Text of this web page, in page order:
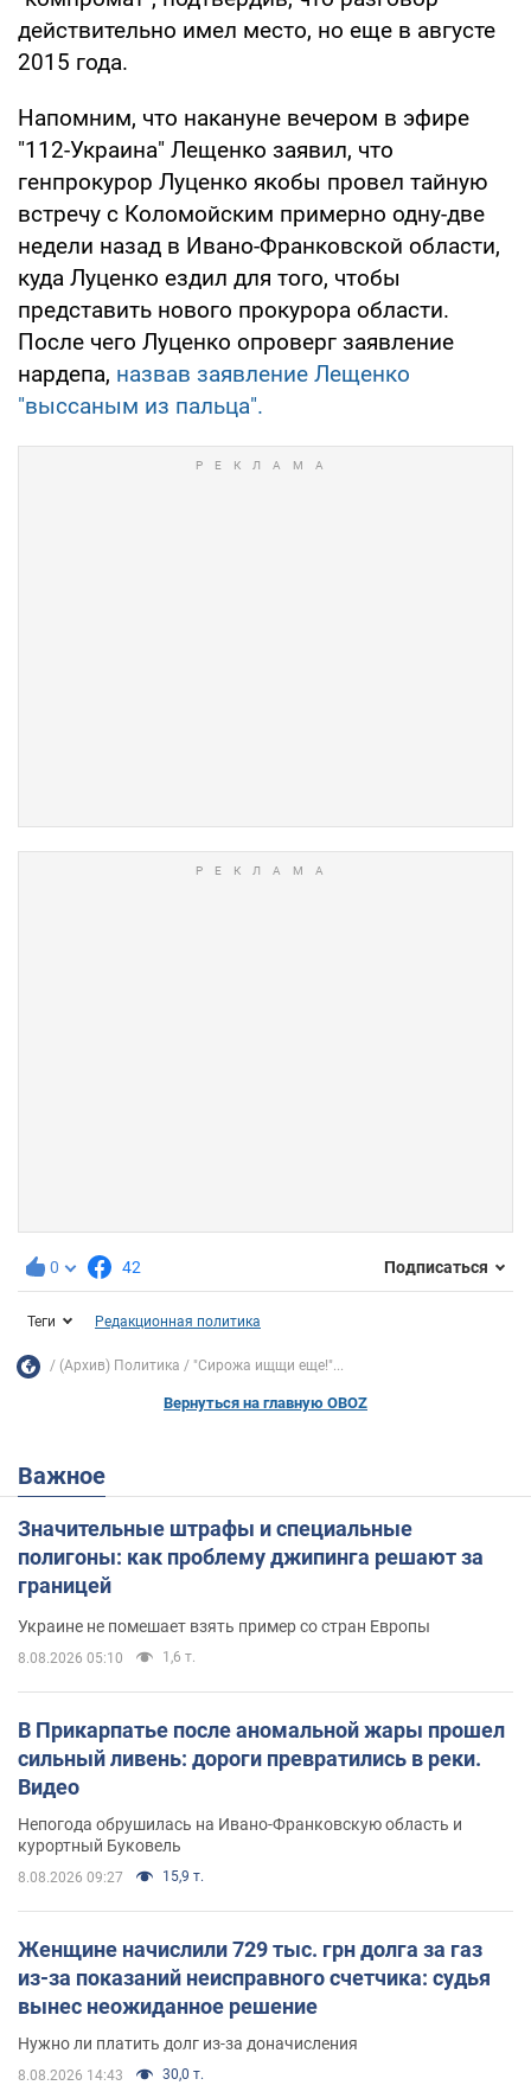
действительно имел место, но еще в августе
2015 года.
Напомним, что накануне вечером в эфире
"112-Украина" Лещенко заявил, что
генпрокурор Луценко якобы провел тайную
встречу с Коломойским примерно одну-две
недели назад в Ивано-Франковской области,
куда Луценко ездил для того, чтобы
представить нового прокурора области.
После чего Луценко опроверг заявление
нардепа, назвав заявление Лещенко
"выссаным из пальца".
0 42 Подписаться
Теги Редакционная политика
(Архив) Политика "Сирожа ищщи еще!"...
Вернуться на главную OBOZ
Важное
Значительные штрафы и специальные
полигоны: как проблему джипинга решают за
границей
Украине не помешает взять пример со стран Европы
8.08.2026 05:10 1,6 т.
В Прикарпатье после аномальной жары прошел
сильный ливень: дороги превратились в реки.
Видео
Непогода обрушилась на Ивано-Франковскую область и
курортный Буковель
8.08.2026 09:27 15,9 т.
Женщине начислили 729 тыс. грн долга за газ
из-за показаний неисправного счетчика: судья
вынес неожиданное решение
Нужно ли платить долг из-за доначисления
8.08.2026 14:43 30,0 т.